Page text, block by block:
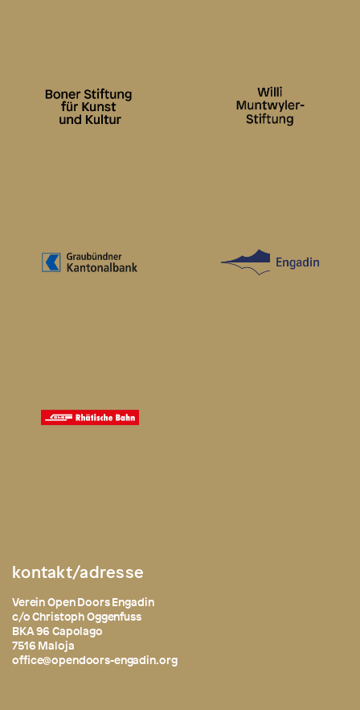
kontakt/adresse
Verein Open Doors Engadin
c/o Christoph Oggenfuss
BKA 96 Capolago
7516 Maloja
office@opendoors-engadin.org